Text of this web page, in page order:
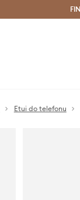
Oszczędzaj
Etui do telefonu